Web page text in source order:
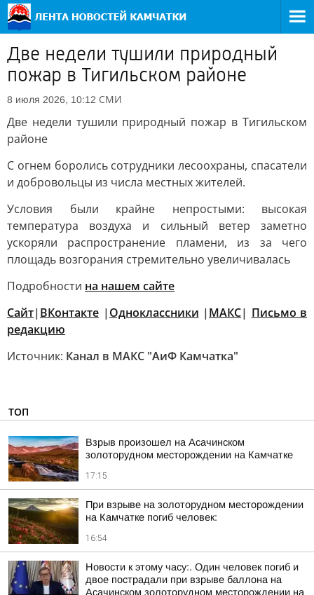
Две недели тушили природный
пожар в Тигильском районе
8 июля 2026, 10:12 СМИ
Две недели тушили природный пожар в Тигильском
районе
С огнем боролись сотрудники лесоохраны, спасатели
и добровольцы из числа местных жителей.
Условия были крайне непростыми: высокая
температура воздуха и сильный ветер заметно
ускоряли распространение пламени, из за чего
площадь возгорания стремительно увеличивалась
Подробности на нашем сайте
Сайт| ВКонтакте | Одноклассники | MАКС| Письмо в
редакцию
Источник: Канал в МАКС "АиФ Камчатка"
ТОП
Взрыв произошел на Асачинском
золоторудном месторождении на Камчатке
17:15
При взрыве на золоторудном месторождении
на Камчатке погиб человек:
16:54
Новости к этому часу:. Один человек погиб и
двое пострадали при взрыве баллона на
Асачинском золоторудном месторождении на